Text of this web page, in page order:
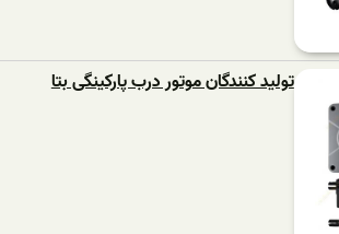
تولید کنندگان موتور درب پارکینگی بتا